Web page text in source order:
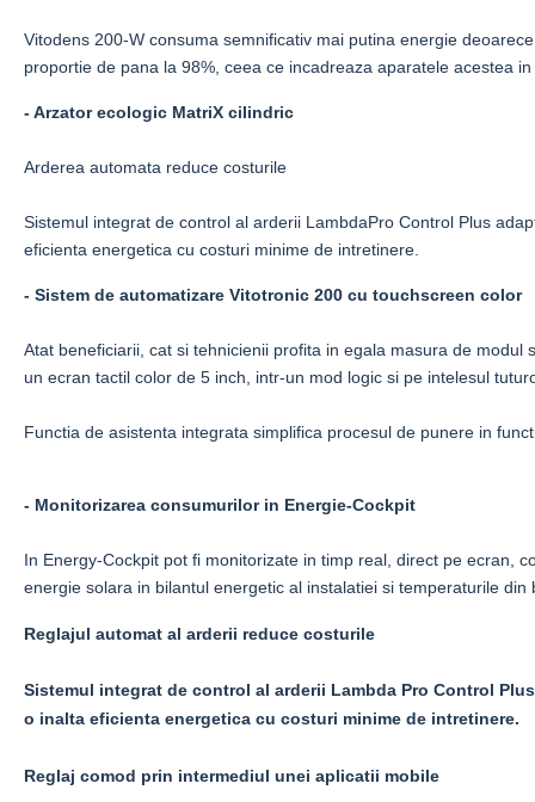
Vitodens 200-W consuma semnificativ mai putina energie
proportie de pana la 98%, ceea ce incadreaza aparatele acestea
-Arzator ecologic MatriX cilindric
Arderea automata reduce costurile
Sistemul integrat de control al arderii LambdaPro Control Plus
eficienta energetica cu costuri minime de intretinere.
- Sistem de automatizare Vitotronic 200 cu touchscreen color
Atat beneficiarii, cat si tehnicienii profita in egala masura de
un ecran tactil color de 5 inch, intr-un mod logic si pe intelesul
Functia de asistenta integrata simplifica procesul de punere in
- Monitorizarea consumurilor in Energie-Cockpit
In Energy-Cockpit pot fi monitorizate in timp real, direct pe ecran,
energie solara in bilantul energetic al instalatiei si temperaturile din
Reglajul automat al arderii reduce costurile
Sistemul integrat de control al arderii Lambda Pro Control
o inalta eficienta energetica cu costuri minime de intretinere.
Reglaj comod prin intermediul unei aplicatii mobile